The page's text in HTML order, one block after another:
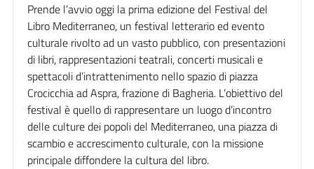
Prende l’avvio oggi la prima edizione del Festival del
Libro Mediterraneo, un festival letterario ed evento
culturale rivolto ad un vasto pubblico, con presentazioni
di libri, rappresentazioni teatrali, concerti musicali e
spettacoli d’intrattenimento nello spazio di piazza
Crocicchia ad Aspra, frazione di Bagheria. L’obiettivo del
festival è quello di rappresentare un luogo d’incontro
delle culture dei popoli del Mediterraneo, una piazza di
scambio e accrescimento culturale, con la missione
principale diffondere la cultura del libro.